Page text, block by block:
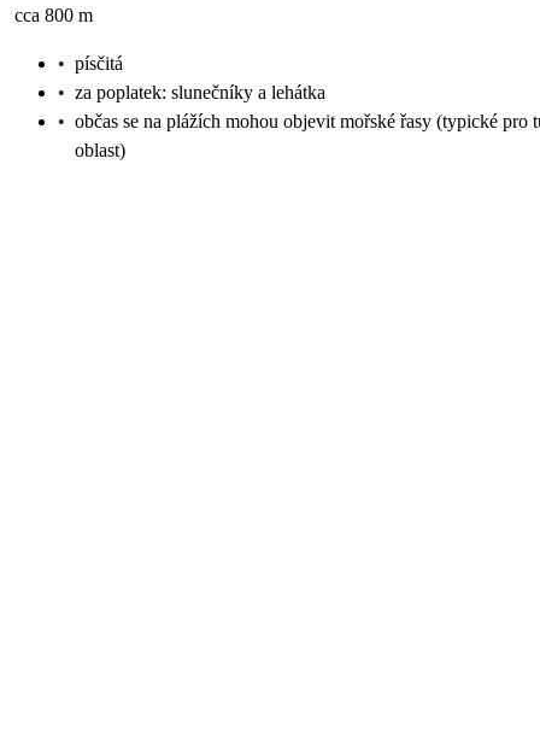
cca 800 m
• písčitá
• za poplatek: slunečníky a lehátka
• občas se na plážích mohou objevit mořské řasy (typické pro
oblast)